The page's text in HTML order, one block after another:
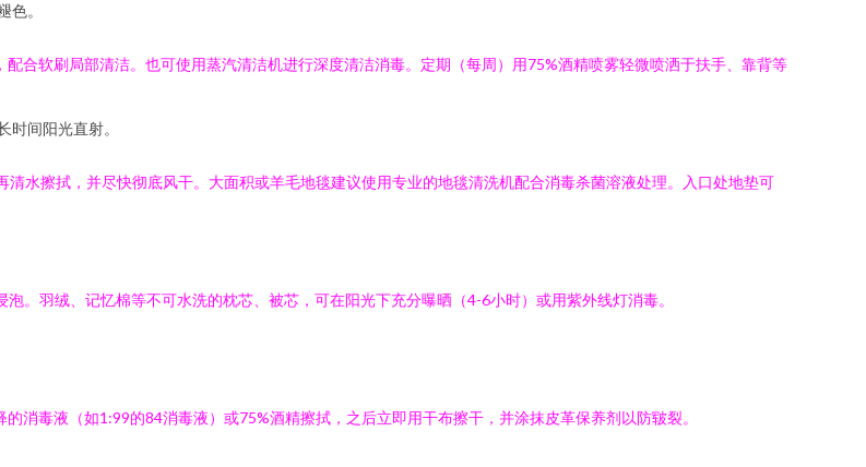
色。
合软刷局部清洁。也可使用蒸汽清洁机进行深度清洁消毒。定期（每周）用75%酒精喷雾轻微喷洒于扶手、靠背等
时间阳光直射。
水擦拭，并尽快彻底风干。大面积或羊毛地毯建议使用专业的地毯清洗机配合消毒杀菌溶液处理。入口处地垫可
。羽绒、记忆棉等不可水洗的枕芯、被芯，可在阳光下充分曝晒（4-6小时）或用紫外线灯消毒。
消毒液（如1:99的84消毒液）或75%酒精擦拭，之后立即用干布擦干，并涂抹皮革保养剂以防皲裂。